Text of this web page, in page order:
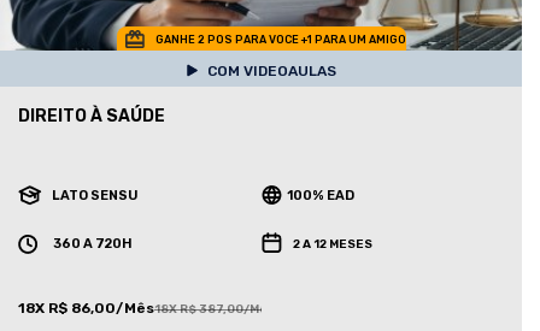
GANHE 2 POS PARA VOCE +1 PARA UM AMIGO
COM VIDEOAULAS
DIREITO À SAÚDE
LATO SENSU 100% EAD
360 A 720H 2 A 12 MESES
18X R$ 86,00/Mês18X R$ 387,00/Mês